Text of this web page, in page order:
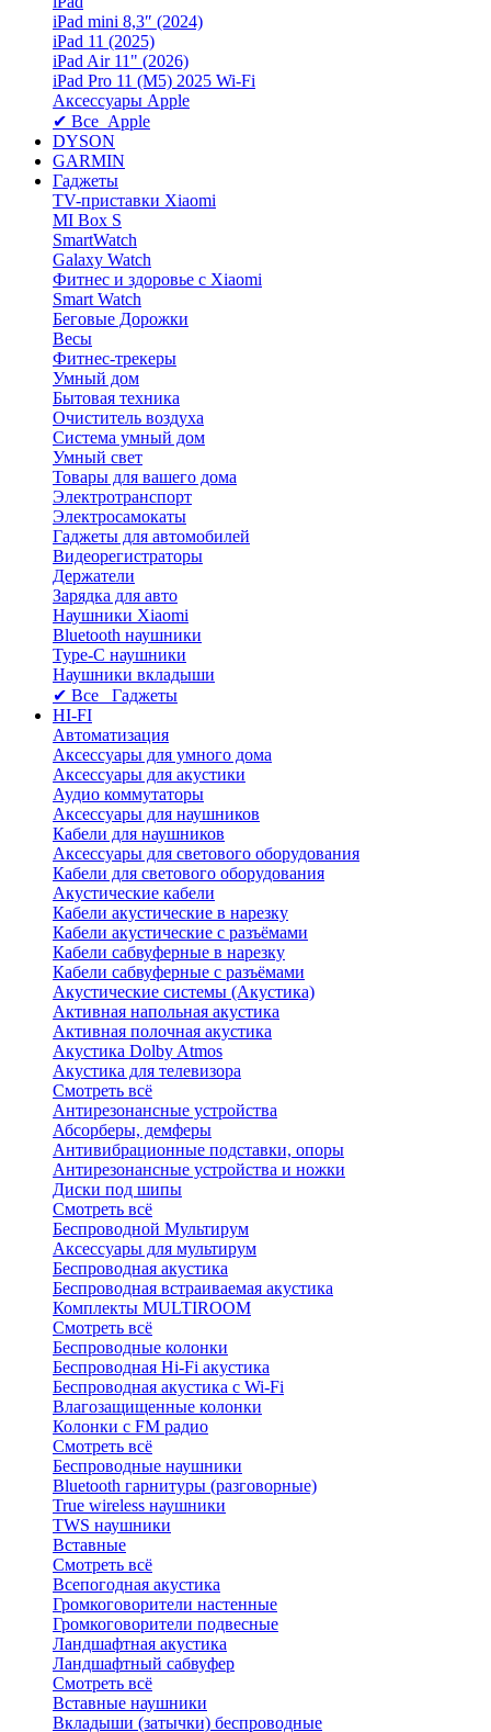
iPad mini 8,3″ (2024)
iPad 11 (2025)
iPad Air 11" (2026)
iPad Pro 11 (M5) 2025 Wi-Fi
Аксессуары Apple
✔ Все Apple
DYSON
GARMIN
Гаджеты
TV-приставки Xiaomi
MI Box S
SmartWatch
Galaxy Watch
Фитнес и здоровье с Xiaomi
Smart Watch
Беговые Дорожки
Весы
Фитнес-трекеры
Умный дом
Бытовая техника
Очиститель воздуха
Система умный дом
Умный свет
Товары для вашего дома
Электротранспорт
Электросамокаты
Гаджеты для автомобилей
Видеорегистраторы
Держатели
Зарядка для авто
Наушники Xiaomi
Bluetooth наушники
Type-C наушники
Наушники вкладыши
✔ Все Гаджеты
HI-FI
Автоматизация
Аксессуары для умного дома
Аксессуары для акустики
Аудио коммутаторы
Аксессуары для наушников
Кабели для наушников
Аксессуары для светового оборудования
Кабели для светового оборудования
Акустические кабели
Кабели акустические в нарезку
Кабели акустические с разъёмами
Кабели сабвуферные в нарезку
Кабели сабвуферные с разъёмами
Акустические системы (Акустика)
Активная напольная акустика
Активная полочная акустика
Акустика Dolby Atmos
Акустика для телевизора
Смотреть всё
Антирезонансные устройства
Абсорберы, демферы
Антивибрационные подставки, опоры
Антирезонансные устройства и ножки
Диски под шипы
Смотреть всё
Беспроводной Мультирум
Аксессуары для мультирум
Беспроводная акустика
Беспроводная встраиваемая акустика
Комплекты MULTIROOM
Смотреть всё
Беспроводные колонки
Беспроводная Hi-Fi акустика
Беспроводная акустика с Wi-Fi
Влагозащищенные колонки
Колонки с FM радио
Смотреть всё
Беспроводные наушники
Bluetоoth гарнитуры (разговорные)
True wireless наушники
TWS наушники
Вставные
Смотреть всё
Всепогодная акустика
Громкоговорители настенные
Громкоговорители подвесные
Ландшафтная акустика
Ландшафтный сабвуфер
Смотреть всё
Вставные наушники
Вкладыши (затычки) беспроводные